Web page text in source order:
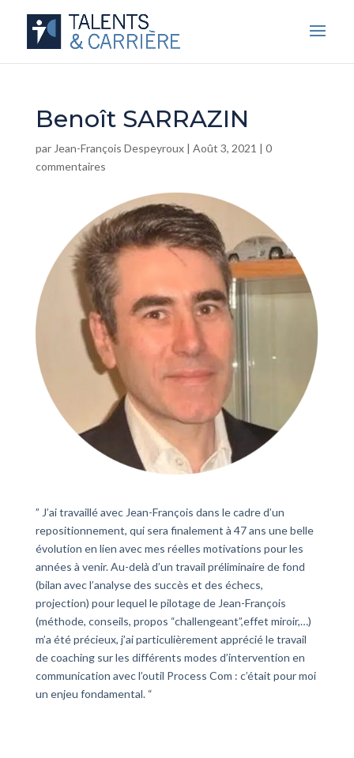
Benoît SARRAZIN
par Jean-François Despeyroux| Août 3, 2021 | 0
commentaires
” J’ai travaillé avec Jean-François dans le cadre d’un
repositionnement, qui sera finalement à 47 ans une belle
évolution en lien avec mes réelles motivations pour les
années à venir. Au-delà d’un travail préliminaire de fond
(bilan avec l’analyse des succès et des échecs,
projection) pour lequel le pilotage de Jean-François
(méthode, conseils, propos “challengeant”,effet miroir,…)
m’a été précieux, j’ai particulièrement apprécié le travail
de coaching sur les différents modes d’intervention en
communication avec l’outil Process Com : c’était pour moi
un enjeu fondamental. “